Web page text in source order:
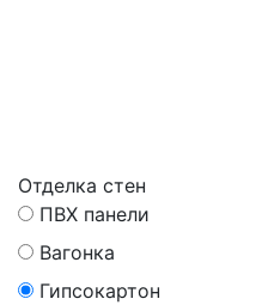
Отделка стен
ПВХ панели
Вагонка
Гипсокартон